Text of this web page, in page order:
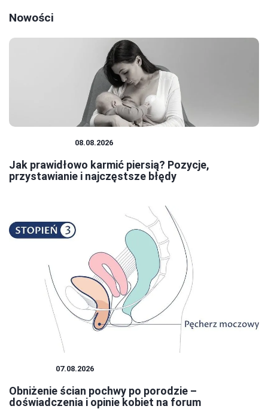
Nowości
08.08.2026
Jak prawidłowo karmić piersią? Pozycje,
przystawianie i najczęstsze błędy
07.08.2026
Obniżenie ścian pochwy po porodzie –
doświadczenia i opinie kobiet na forum